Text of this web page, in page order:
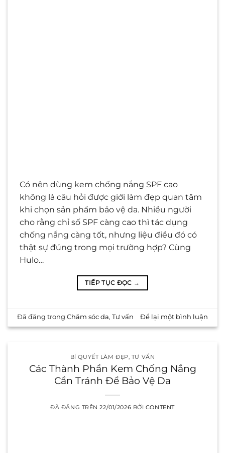
Có nên dùng kem chống nắng SPF cao
không là câu hỏi được giới làm đẹp quan tâm
khi chọn sản phẩm bảo vệ da. Nhiều người
cho rằng chỉ số SPF càng cao thì tác dụng
chống nắng càng tốt, nhưng liệu điều đó có
thật sự đúng trong mọi trường hợp? Cùng
Hulo…
TIẾP TỤC ĐỌC →
Đã đăng trongChăm sóc da,Tư vấn Để lại một bình luận
BÍ QUYẾT LÀM ĐẸP TƯ VẤN
Các Thành Phần Kem Chống Nắng
Cần Tránh Để Bảo Vệ Da
ĐÃ ĐĂNG TRÊN22/01/2026 BỞI CONTENT